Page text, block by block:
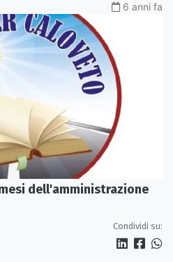
6 anni fa
dell'amministrazione
Condividi su: